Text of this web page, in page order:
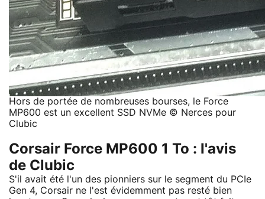
Hors de portée de nombreuses bourses, le Force
MP600 est un excellent SSD NVMe © Nerces pour
Clubic
Corsair Force MP600 1 To : l'avis
de Clubic
S'il avait été l'un des pionniers sur le segment du PCIe
Gen 4, Corsair ne l'est évidemment pas resté bien